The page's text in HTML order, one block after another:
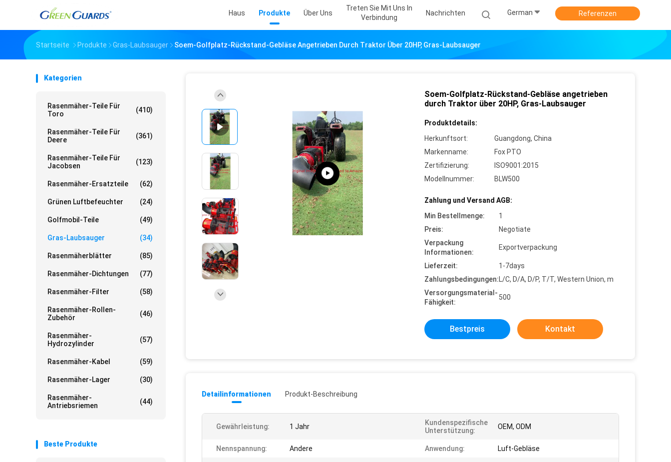
Haus Produkte Über Uns
Treten Sie Mit Uns In
Verbindung
Nachrichten German Referenzen
Startseite Produkte Gras-Laubsauger Soem-Golfplatz-Rückstand-Gebläse Angetrieben Durch Traktor Über 20HP, Gras-Laubsauger
Kategorien
Rasenmäher-Teile Für
Toro
(410)
Rasenmäher-Teile Für
Deere
(361)
Rasenmäher-Teile Für
Jacobsen
(123)
Rasenmäher-Ersatzteile (62)
Grünen Luftbefeuchter (24)
Golfmobil-Teile (49)
Gras-Laubsauger (34)
Rasenmäherblätter (85)
Rasenmäher-Dichtungen (77)
Rasenmäher-Filter (58)
Rasenmäher-Rollen-
Zubehör
(46)
Rasenmäher-
Hydrozylinder
(57)
Rasenmäher-Kabel (59)
Rasenmäher-Lager (30)
Rasenmäher-
Antriebsriemen
(44)
Beste Produkte
Soem-Golfplatz-Rückstand-Gebläse angetrieben
durch Traktor über 20HP, Gras-Laubsauger
Produktdetails:
Herkunftsort:
Guangdong, China
Markenname:
Fox PTO
Zertifizierung:
ISO9001:2015
Modellnummer:
BLW500
Zahlung und Versand AGB:
Min Bestellmenge:
1
Preis:
Negotiate
Verpackung
Informationen:
Exportverpackung
Lieferzeit:
1-7days
Zahlungsbedingungen:L/C, D/A, D/P, T/T, Western Union, m
Versorgungsmaterial-
Fähigkeit:
500
Bestpreis Kontakt
Detailinformationen Produkt-Beschreibung
Gewährleistung: 1 Jahr
Kundenspezifische
Unterstützung:
OEM, ODM
Nennspannung: Andere Anwendung: Luft-Gebläse